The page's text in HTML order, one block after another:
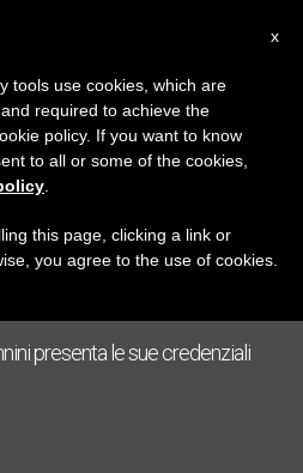
2011
presenta le sue credenziali
x
tools use cookies, which are
required to achieve the
policy. If you want to know
to all or some of the cookies,
this page, clicking a link or
you agree to the use of cookies.